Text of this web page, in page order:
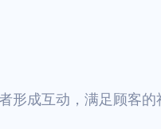
形成互动，满足顾客的